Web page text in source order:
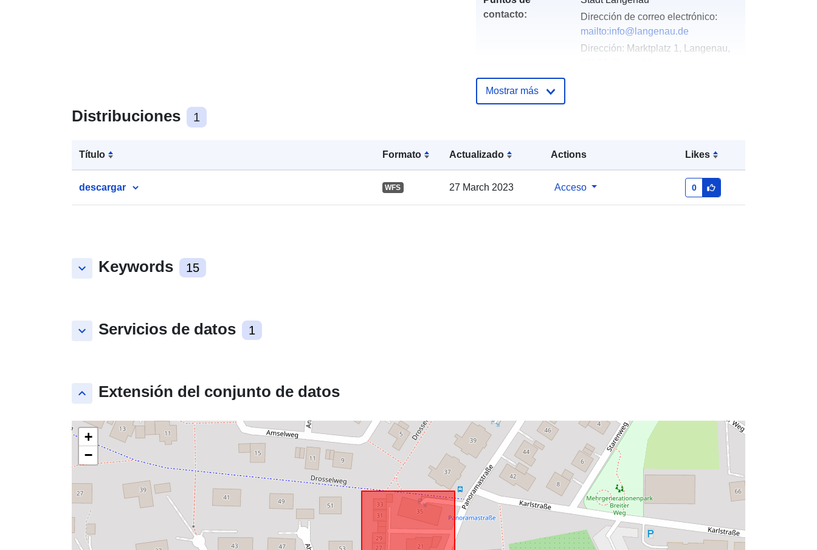
Distribuciones 1
Título Formato Actualizado Actions Likes
descargar WFS 27 March 2023 Acceso 0
keyboard_arrow_down Keywords 15
keyboard_arrow_down Servicios de datos 1
keyboard_arrow_up Extensión del conjunto de datos
+
−
contacto:
Dirección de correo electrónico:
mailto:info@langenau.de
Dirección: Marktplatz 1, Langenau,
August 2026
Espacial: Coordenadas:
48.5011202 ], [ 10.1139852,
Mostrar más